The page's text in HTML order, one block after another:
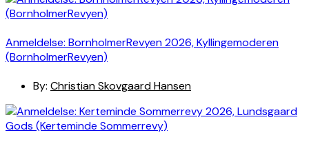
Anmeldelse: BornholmerRevyen 2026, Kyllingemoderen
(BornholmerRevyen)
By: Christian Skovgaard Hansen